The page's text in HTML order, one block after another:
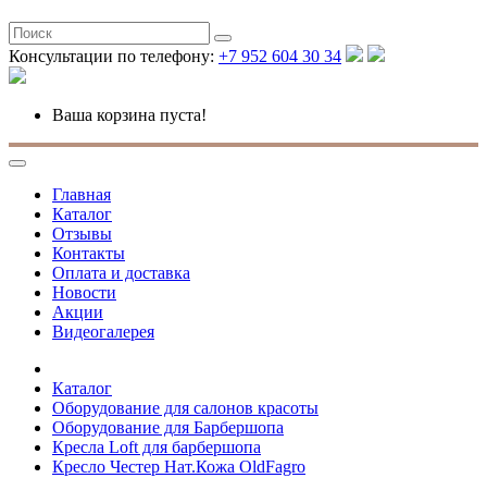
Консультации по телефону: +7 952 604 30 34
Ваша корзина пуста!
Главная
Каталог
Отзывы
Контакты
Оплата и доставка
Новости
Акции
Видеогалерея
Каталог
Оборудование для салонов красоты
Оборудование для Барбершопа
Кресла Loft для барбершопа
Кресло Честер Нат.Кожа OldFagro